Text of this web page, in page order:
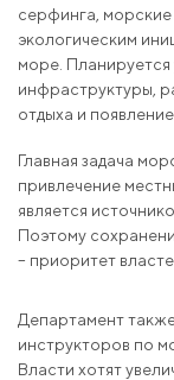
серфинга, морские
экологическим
море. Планируется
инфраструктуры,
отдыха и
Главная задача
привлечение
является
Поэтому
– приоритет
Департамент
инструкторов по
Власти хотят